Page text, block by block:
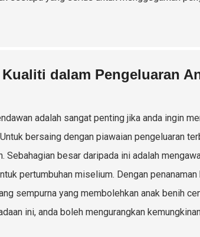
dalam Pengeluaran
adalah sangat penting jika anda ingin
bersaing dengan piawaian pengeluaran
Sebahagian besar daripada ini adalah
pertumbuhan miselium. Dengan penanaman
sempurna yang membolehkan anak benih
ini, anda boleh mengurangkan